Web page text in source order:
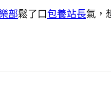
部鬆了口包養站長氣，